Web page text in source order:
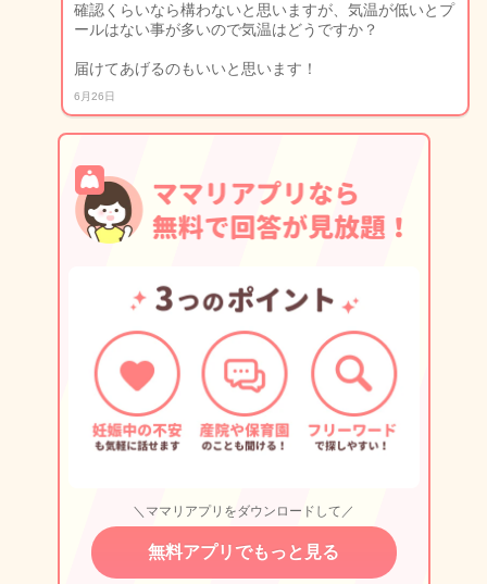
確認くらいなら構わないと思いますが、気温が低いとプ
ールはない事が多いので気温はどうですか？
届けてあげるのもいいと思います！
6月26日
＼ママリアプリをダウンロードして／
無料アプリでもっと見る